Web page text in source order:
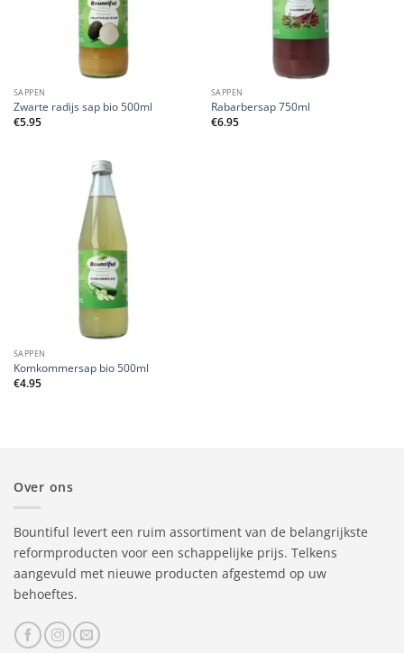
SAPPEN
Zwarte radijs sap bio 500ml
€5.95
SAPPEN
Rabarbersap 750ml
€6.95
SAPPEN
Komkommersap bio 500ml
€4.95
Over ons
Bountiful levert een ruim assortiment van de belangrijkste
reformproducten voor een schappelijke prijs. Telkens
aangevuld met nieuwe producten afgestemd op uw
behoeftes.